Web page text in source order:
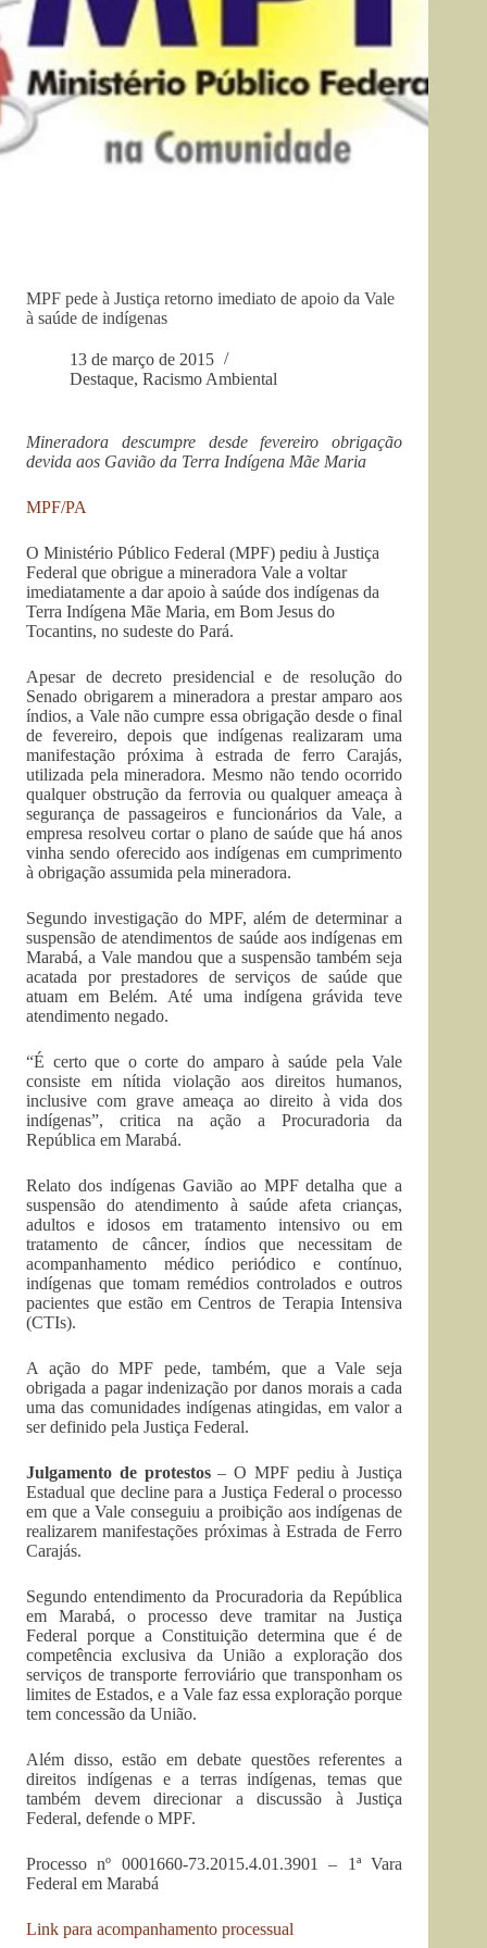
MPF pede à Justiça retorno imediato de apoio da Vale
à saúde de indígenas
13 de março de 2015
Destaque, Racismo Ambiental
Mineradora descumpre desde fevereiro obrigação
devida aos Gavião da Terra Indígena Mãe Maria
MPF/PA
O Ministério Público Federal (MPF) pediu à Justiça
Federal que obrigue a mineradora Vale a voltar
imediatamente a dar apoio à saúde dos indígenas da
Terra Indígena Mãe Maria, em Bom Jesus do
Tocantins, no sudeste do Pará.
Apesar de decreto presidencial e de resolução do
Senado obrigarem a mineradora a prestar amparo aos
índios, a Vale não cumpre essa obrigação desde o final
de fevereiro, depois que indígenas realizaram uma
manifestação próxima à estrada de ferro Carajás,
utilizada pela mineradora. Mesmo não tendo ocorrido
qualquer obstrução da ferrovia ou qualquer ameaça à
segurança de passageiros e funcionários da Vale, a
empresa resolveu cortar o plano de saúde que há anos
vinha sendo oferecido aos indígenas em cumprimento
à obrigação assumida pela mineradora.
Segundo investigação do MPF, além de determinar a
suspensão de atendimentos de saúde aos indígenas em
Marabá, a Vale mandou que a suspensão também seja
acatada por prestadores de serviços de saúde que
atuam em Belém. Até uma indígena grávida teve
atendimento negado.
“É certo que o corte do amparo à saúde pela Vale
consiste em nítida violação aos direitos humanos,
inclusive com grave ameaça ao direito à vida dos
indígenas”, critica na ação a Procuradoria da
República em Marabá.
Relato dos indígenas Gavião ao MPF detalha que a
suspensão do atendimento à saúde afeta crianças,
adultos e idosos em tratamento intensivo ou em
tratamento de câncer, índios que necessitam de
acompanhamento médico periódico e contínuo,
indígenas que tomam remédios controlados e outros
pacientes que estão em Centros de Terapia Intensiva
(CTIs).
A ação do MPF pede, também, que a Vale seja
obrigada a pagar indenização por danos morais a cada
uma das comunidades indígenas atingidas, em valor a
ser definido pela Justiça Federal.
Julgamento de protestos– O MPF pediu à Justiça
Estadual que decline para a Justiça Federal o processo
em que a Vale conseguiu a proibição aos indígenas de
realizarem manifestações próximas à Estrada de Ferro
Carajás.
Segundo entendimento da Procuradoria da República
em Marabá, o processo deve tramitar na Justiça
Federal porque a Constituição determina que é de
competência exclusiva da União a exploração dos
serviços de transporte ferroviário que transponham os
limites de Estados, e a Vale faz essa exploração porque
tem concessão da União.
Além disso, estão em debate questões referentes a
direitos indígenas e a terras indígenas, temas que
também devem direcionar a discussão à Justiça
Federal, defende o MPF.
Processo nº 0001660-73.2015.4.01.3901 – 1ª Vara
Federal em Marabá
Link para acompanhamento processual